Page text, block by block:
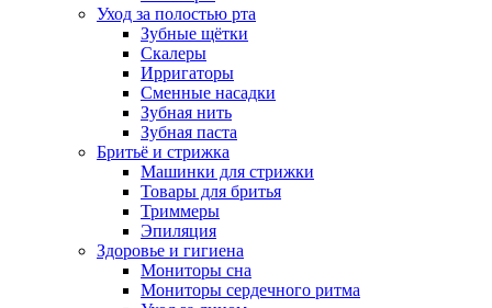
Уход за полостью рта
Зубные щётки
Скалеры
Ирригаторы
Сменные насадки
Зубная нить
Зубная паста
Бритьё и стрижка
Машинки для стрижки
Товары для бритья
Триммеры
Эпиляция
Здоровье и гигиена
Мониторы сна
Мониторы сердечного ритма